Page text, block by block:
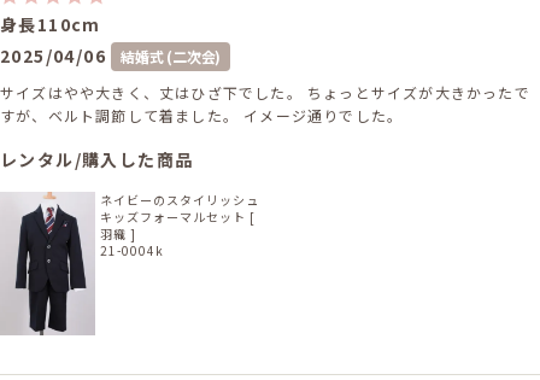
身長110cm
2025/04/06
結婚式 (二次会)
サイズはやや大きく、丈はひざ下でした。 ちょっとサイズが大きかったで
すが、ベルト調節して着ました。 イメージ通りでした。
レンタル/購入した商品
ネイビーのスタイリッシュ
キッズフォーマルセット [
羽織 ]
21-0004k